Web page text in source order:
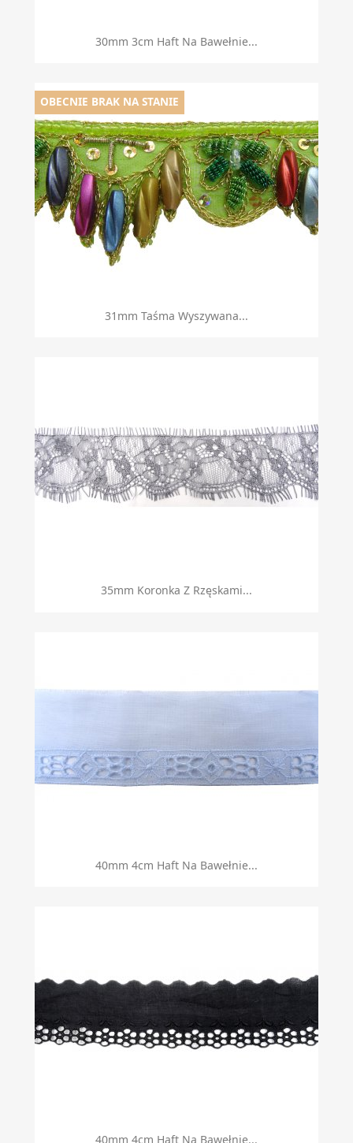
30mm 3cm Haft Na Bawełnie...
31mm Taśma Wyszywana...
OBECNIE BRAK NA STANIE
35mm Koronka Z Rzęskami...
40mm 4cm Haft Na Bawełnie...
40mm 4cm Haft Na Bawełnie...